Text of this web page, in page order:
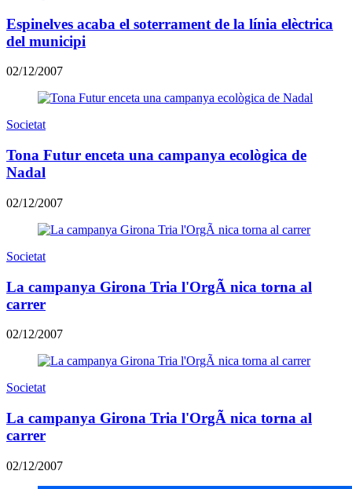
Espinelves acaba el soterrament de la línia elèctrica
del municipi
02/12/2007
Societat
Tona Futur enceta una campanya ecològica de
Nadal
02/12/2007
Societat
La campanya Girona Tria l'OrgÃ nica torna al
carrer
02/12/2007
Societat
La campanya Girona Tria l'OrgÃ nica torna al
carrer
02/12/2007